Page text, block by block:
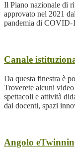
Il Piano nazionale di
approvato nel 2021
pandemia di COVID-
Canale
Da questa finestra è
Troverete alcuni
spettacoli e attività
dai docenti, spazi
Angolo